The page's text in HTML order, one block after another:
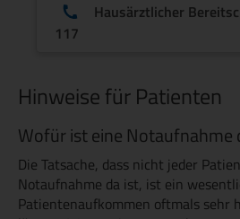
Hausärztlicher
117
Hinweise für Patienten
Wofür ist eine Notaufnahme
Die Tatsache, dass nicht jeder
Notaufnahme da ist, ist ein
Patientenaufkommen oftmals sehr